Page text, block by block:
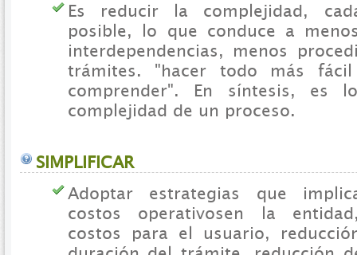
Es reducir la complejidad,
posible, lo que conduce a
interdependencias, menos
trámites. "hacer todo más
comprender". En síntesis, es
complejidad de un proceso.
SIMPLIFICAR
Adoptar estrategias que
costos operativosen la
costos para el usuario,